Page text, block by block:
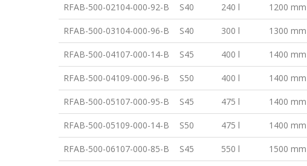
RFAB-500-02104-000-92-B S40 240 l 1200 mm
RFAB-500-03104-000-96-B S40 300 l 1300 mm
RFAB-500-04107-000-14-B S45 400 l 1400 mm
RFAB-500-04109-000-96-B S50 400 l 1400 mm
RFAB-500-05107-000-95-B S45 475 l 1400 mm
RFAB-500-05109-000-14-B S50 475 l 1400 mm
RFAB-500-06107-000-85-B S45 550 l 1500 mm